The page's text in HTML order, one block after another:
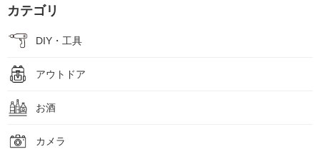
カテゴリ
DIY・工具
アウトドア
お酒
カメラ